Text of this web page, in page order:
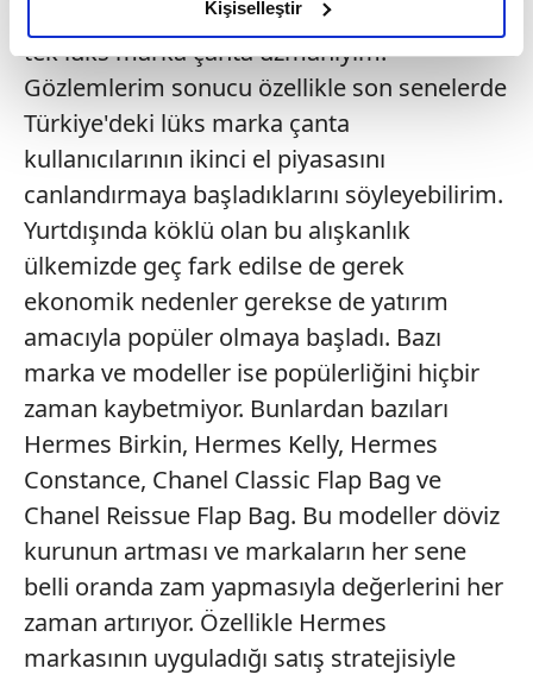
olduğunu ve sizlere en iyi içerikleri sunabilmek adına
elimizden gelen çabayı gösterdiğimizi ve bu noktada,
reklamların maliyetlerimizi karşılamak noktasında tek gelir
kalemimiz olduğunu sizlere hatırlatmak isteriz.
Her halükârda, kullanıcılar, bu çerezlere izin vermedikleri
takdirde, kullanıcılara hedefli reklamlar
gösterilmeyecektir."
Sizlere daha iyi bir hizmet sunabilmek için İnternet
Sitemizde kendimize ve üçüncü kişilere ait çerezler
kullanılmaktadır. Bu çerezler vasıtasıyla çeşitli kişisel
verileriniz işlenmekte olup gerekli olan çerezler bilgi
toplumu hizmetlerinin sunulması amacıyla
kullanılmaktadır. Diğer çerezler, sitemizin daha işlevsel
kılınması ve kişiselleştirilmesi ve sizlere yönelik
reklam/pazarlama faaliyetlerinin yapılması, amaçlarıyla
sınırlı olarak açık rızanız dahilinde kullanılacaktır.
Çerezlere ilişkin tercihlerinizi aşağıda yer alan panel
vasıtasıyla belirleyebilirsiniz. Çerezlere ilişkin detaylı bilgi
için Ayarlar butonuna tıklayabilir,
Çerez Bilgilendirme
Metnimiziziyaret edebilirsiniz.
Kişiselleştir
tek lüks marka çanta uzmanıyım.
Gözlemlerim sonucu özellikle son senelerde
Türkiye'deki lüks marka çanta
kullanıcılarının ikinci el piyasasını
canlandırmaya başladıklarını söyleyebilirim.
Yurtdışında köklü olan bu alışkanlık
ülkemizde geç fark edilse de gerek
ekonomik nedenler gerekse de yatırım
amacıyla popüler olmaya başladı. Bazı
marka ve modeller ise popülerliğini hiçbir
zaman kaybetmiyor. Bunlardan bazıları
Hermes Birkin, Hermes Kelly, Hermes
Constance, Chanel Classic Flap Bag ve
Chanel Reissue Flap Bag. Bu modeller döviz
kurunun artması ve markaların her sene
belli oranda zam yapmasıyla değerlerini her
zaman artırıyor. Özellikle Hermes
markasının uyguladığı satış stratejisiyle